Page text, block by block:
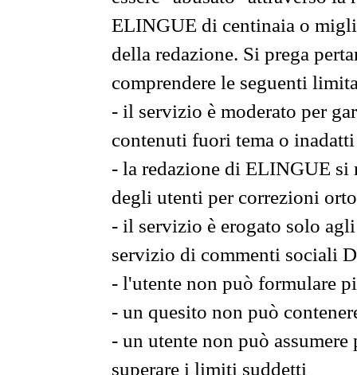
ELINGUE di centinaia o
della redazione. Si prega
comprendere le seguenti
- il servizio è moderato per
contenuti fuori tema o
- la redazione di ELINGUE
degli utenti per correzioni
- il servizio è erogato solo
servizio di commenti sociali
- l'utente non può formulare
- un quesito non può
- un utente non può